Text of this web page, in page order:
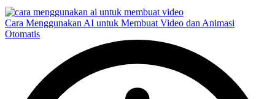
Cara Menggunakan AI untuk Membuat Video dan Animasi
Otomatis